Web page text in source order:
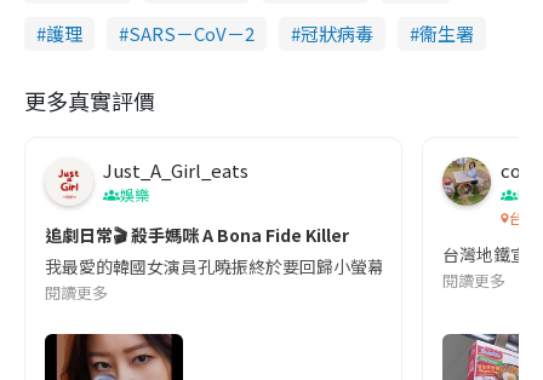
護理
SARS－CoV－2 冠狀病毒 衞生署
更多真實評價
Just_A_Girl_eats
娛樂
追劇日常🎬 殺手媽咪 A Bona Fide Killer
我最愛的韓國女演員孔曉振終於要回歸小螢幕啦!這次的劇本改編
閱讀更多
co
吹
台灣
台灣地鐵宣
閱讀更多